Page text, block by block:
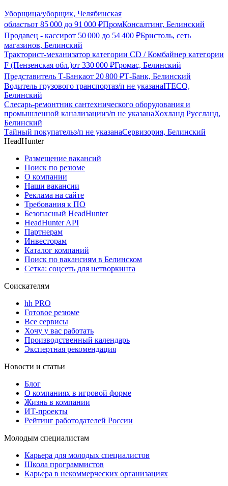
Уборщица/уборщик, Челябинская
областьот 85 000 до 91 000 ₽ПромКонсалтинг, Белинский
Продавец - кассирот 50 000 до 54 400 ₽Бристоль, сеть
магазинов, Белинский
Тракторист-механизатор категории CD / Комбайнер категории
F (Пензенская обл.)от 330 000 ₽Громас, Белинский
Представитель Т-Банкаот 20 800 ₽Т-Банк, Белинский
Водитель грузового транспортаз/п не указанаITECO,
Белинский
Слесарь-ремонтник сантехнического оборудования и
промышленной канализацииз/п не указанаХохланд Руссланд,
Белинский
Тайный покупательз/п не указанаСервизория, Белинский
HeadHunter
Размещение вакансий
Поиск по резюме
О компании
Наши вакансии
Реклама на сайте
Требования к ПО
Безопасный HeadHunter
HeadHunter API
Партнерам
Инвесторам
Каталог компаний
Поиск по вакансиям в Белинском
Сетка: соцсеть для нетворкинга
Соискателям
hh PRO
Готовое резюме
Все сервисы
Хочу у вас работать
Производственный календарь
Экспертная рекомендация
Новости и статьи
Блог
О компаниях в игровой форме
Жизнь в компании
ИТ-проекты
Рейтинг работодателей России
Молодым специалистам
Карьера для молодых специалистов
Школа программистов
Карьера в некоммерческих организациях